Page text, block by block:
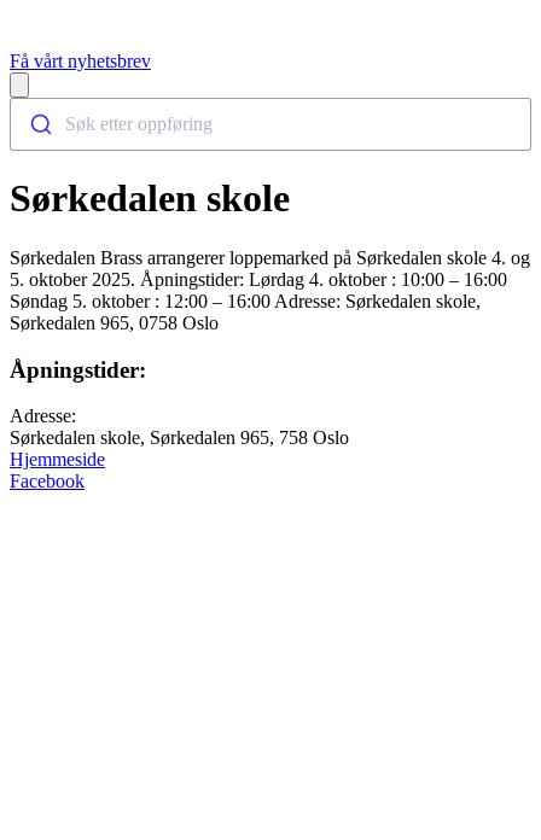
Få vårt nyhetsbrev
Søk etter oppføring
Sørkedalen skole
Sørkedalen Brass arrangerer loppemarked på Sørkedalen skole 4. og
5. oktober 2025. Åpningstider: Lørdag 4. oktober : 10:00 – 16:00
Søndag 5. oktober : 12:00 – 16:00 Adresse: Sørkedalen skole,
Sørkedalen 965, 0758 Oslo
Åpningstider:
Adresse:
Sørkedalen skole, Sørkedalen 965, 758 Oslo
Hjemmeside
Facebook